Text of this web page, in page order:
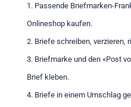
1. Passende Briefmarken-
Onlineshop kaufen.
2. Briefe schreiben, verzieren,
3. Briefmarke und den «Post
Brief kleben.
4. Briefe in einem Umschlag